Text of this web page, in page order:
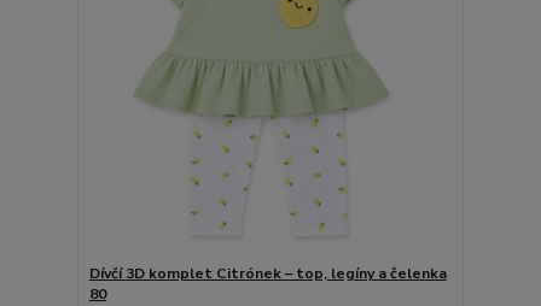
Dívčí 3D komplet Citrónek – top, legíny a čelenka
80